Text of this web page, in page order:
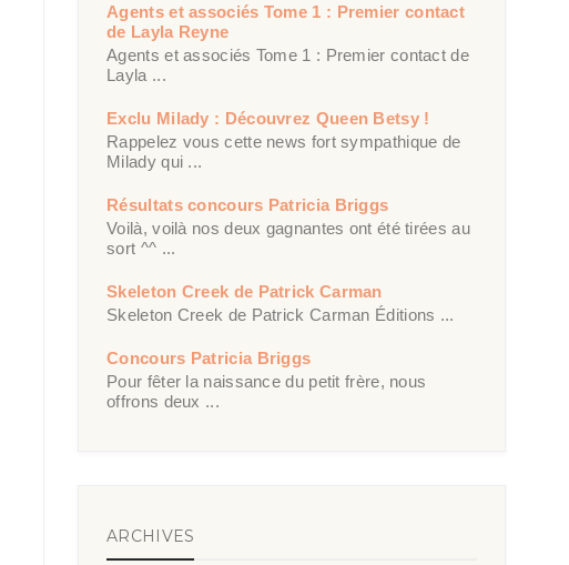
Agents et associés Tome 1 : Premier contact
de Layla Reyne
Agents et associés Tome 1 : Premier contact de
Layla ...
Exclu Milady : Découvrez Queen Betsy !
Rappelez vous cette news fort sympathique de
Milady qui ...
Résultats concours Patricia Briggs
Voilà, voilà nos deux gagnantes ont été tirées au
sort ^^ ...
Skeleton Creek de Patrick Carman
Skeleton Creek de Patrick Carman Éditions ...
Concours Patricia Briggs
Pour fêter la naissance du petit frère, nous
offrons deux ...
ARCHIVES